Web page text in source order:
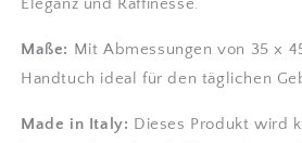
Eleganz und Raffinesse.
Maße: Mit Abmessungen von 35 x
Handtuch ideal für den täglichen
Made in Italy: Dieses Produkt wird